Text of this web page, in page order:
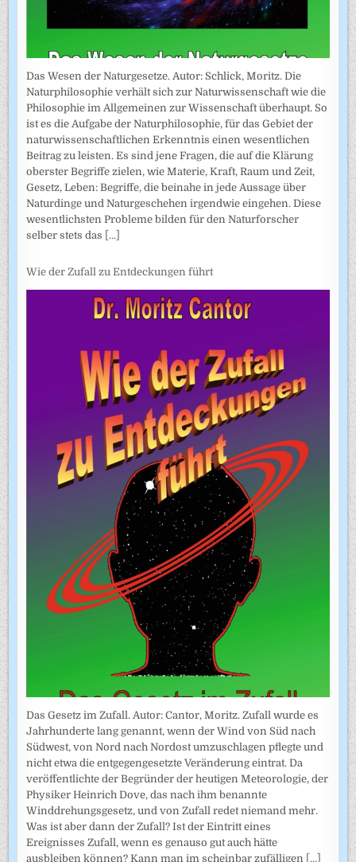
Das Wesen der Naturgesetze. Autor: Schlick, Moritz. Die
Naturphilosophie verhält sich zur Naturwissenschaft wie die
Philosophie im Allgemeinen zur Wissenschaft überhaupt. So
ist es die Aufgabe der Naturphilosophie, für das Gebiet der
naturwissenschaftlichen Erkenntnis einen wesentlichen
Beitrag zu leisten. Es sind jene Fragen, die auf die Klärung
oberster Begriffe zielen, wie Materie, Kraft, Raum und Zeit,
Gesetz, Leben: Begriffe, die beinahe in jede Aussage über
Naturdinge und Naturgeschehen irgendwie eingehen. Diese
wesentlichsten Probleme bilden für den Naturforscher
selber stets das [...]
Wie der Zufall zu Entdeckungen führt
Das Gesetz im Zufall. Autor: Cantor, Moritz. Zufall wurde es
Jahrhunderte lang genannt, wenn der Wind von Süd nach
Südwest, von Nord nach Nordost umzuschlagen pflegte und
nicht etwa die entgegengesetzte Veränderung eintrat. Da
veröffentlichte der Begründer der heutigen Meteorologie, der
Physiker Heinrich Dove, das nach ihm benannte
Winddrehungsgesetz, und von Zufall redet niemand mehr.
Was ist aber dann der Zufall? Ist der Eintritt eines
Ereignisses Zufall, wenn es genauso gut auch hätte
ausbleiben können? Kann man im scheinbar zufälligen [...]